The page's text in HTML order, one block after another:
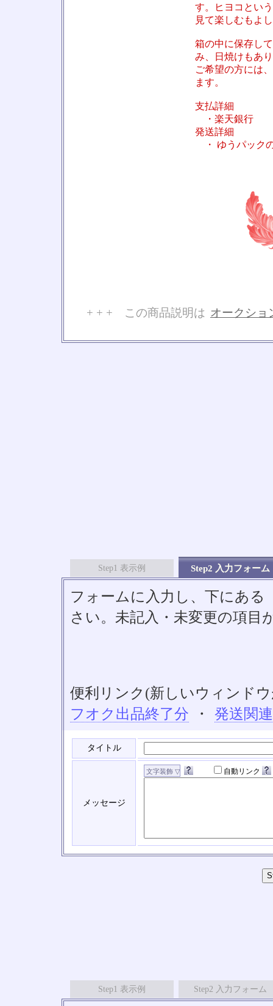
す。ヒヨコとい
見て楽しむもよ
箱の中に保存し
み、日焼けもあ
ご希望の方には
ます。
支払詳細
・楽天銀行
発送詳細
・ ゆうパック
+ + + この商品説明は オークショ
Step1 表示例 Step2 入力フォーム
フォームに入力し、下にあ
さい。未記入・未変更の項目
便利リンク(新しいウィンド
フオク出品終了分
・ 発送関
タイトル
メッセージ
自動リンク
Step1 表示例 Step2 入力フォーム